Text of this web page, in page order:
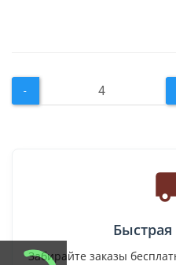
-
Быстрая
Забирайте заказы